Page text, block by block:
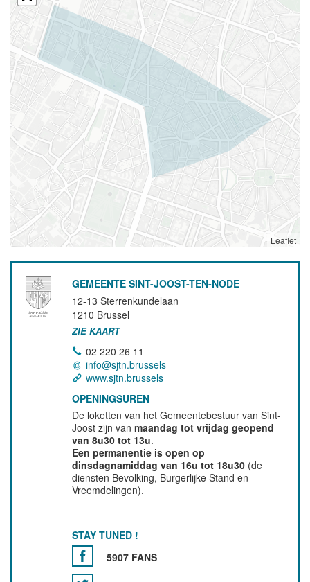
Leaflet
GEMEENTE SINT-JOOST-TEN-NODE
12-13 Sterrenkundelaan
1210 Brussel
ZIE KAART
02 220 26 11
info@sjtn.brussels
www.sjtn.brussels
OPENINGSUREN
De loketten van het Gemeentebestuur van Sint-
Joost zijn vanmaandag tot vrijdag geopend
van 8u30 tot 13u.
Een permanentie is open op
dinsdagnamiddag van 16u tot 18u30 (de
diensten Bevolking, Burgerlijke Stand en
Vreemdelingen).
STAY TUNED !
5907 FANS